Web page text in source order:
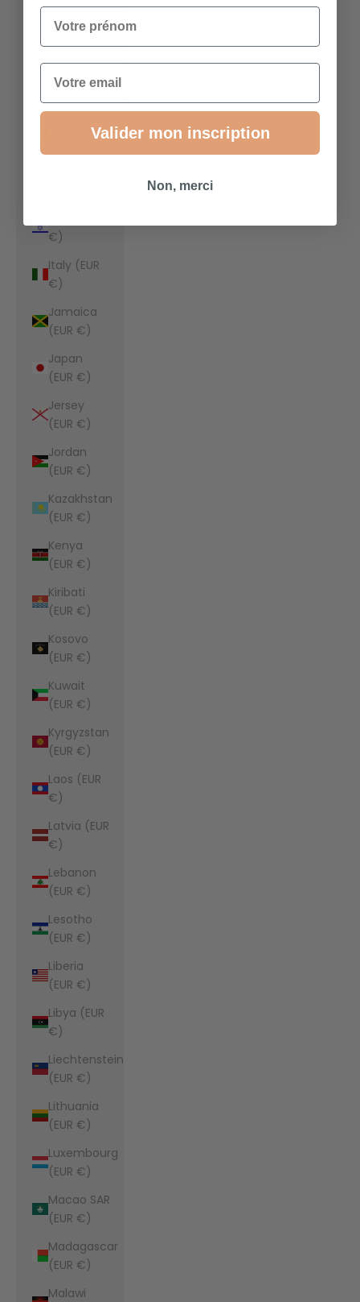
Indonesia
(EUR €)
Iraq (EUR
€)
Italy (EUR
€)
Jamaica
(EUR €)
Japan
(EUR €)
Jersey
(EUR €)
Jordan
(EUR €)
Kazakhstan
(EUR €)
Kenya
(EUR €)
Kiribati
(EUR €)
Kosovo
(EUR €)
Kuwait
(EUR €)
Kyrgyzstan
(EUR €)
Laos (EUR
€)
Latvia (EUR
€)
Lebanon
(EUR €)
Lesotho
(EUR €)
Liberia
(EUR €)
Libya (EUR
€)
Liechtenstein
(EUR €)
Lithuania
(EUR €)
Luxembourg
(EUR €)
Macao SAR
(EUR €)
Madagascar
(EUR €)
Malawi
Votre prénom
Email
Valider mon inscription
Non, merci